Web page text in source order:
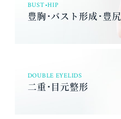
BUST•HIP
豊胸･バスト形成･豊尻
DOUBLE EYELIDS
二重･目元整形